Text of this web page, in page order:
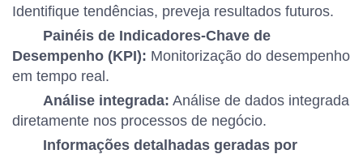
Identifique tendências, preveja resultados futuros.
Painéis de Indicadores-Chave de
Desempenho (KPI): Monitorização do desempenho
em tempo real.
Análise integrada: Análise de dados integrada
diretamente nos processos de negócio.
Informações detalhadas geradas por